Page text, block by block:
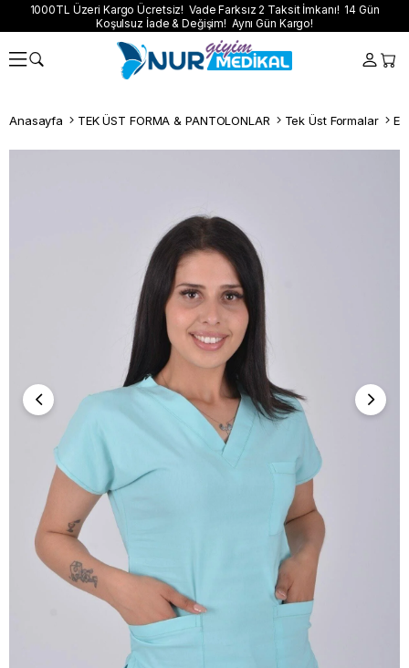
1000TL Üzeri Kargo Ücretsiz! Vade Farksız 2 Taksit İmkanı! 14 Gün
Koşulsuz İade & Değişim! Aynı Gün Kargo!
Anasayfa TEK ÜST FORMA & PANTOLONLAR Tek Üst Formalar